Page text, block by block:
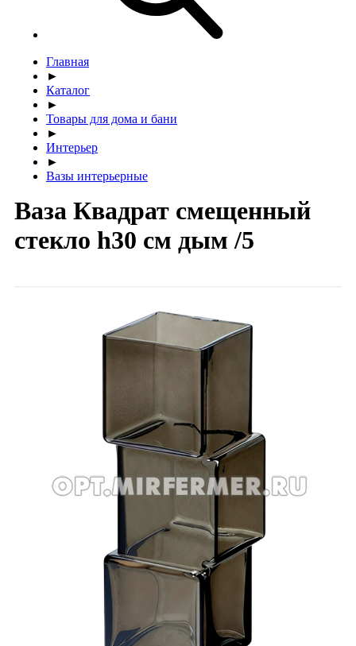
Главная
►
Каталог
►
Товары для дома и бани
►
Интерьер
►
Вазы интерьерные
Ваза Квадрат смещенный
стекло h30 см дым /5